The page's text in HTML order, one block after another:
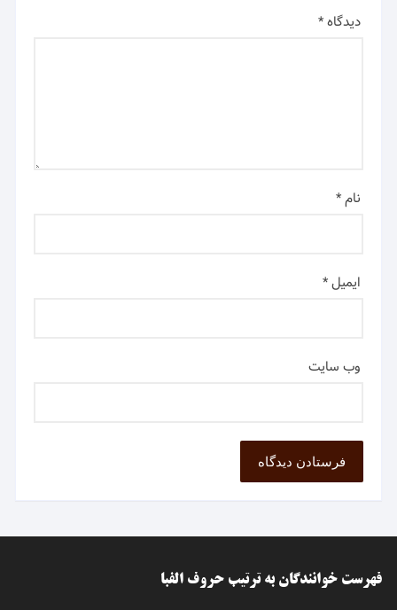
دیدگاه*
نام*
ایمیل*
وب‌ سایت
فهرست خوانندگان به ترتیب حروف الفبا